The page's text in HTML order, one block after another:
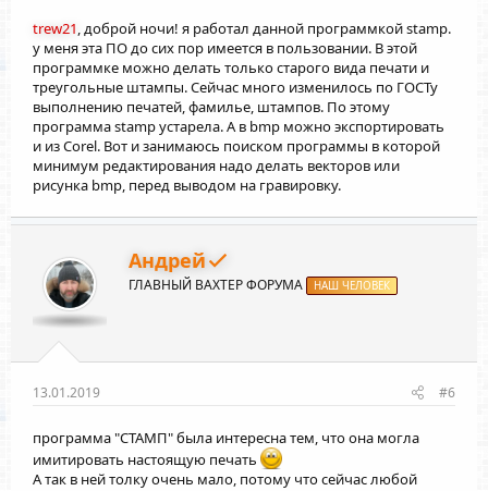
trew21, доброй ночи! я работал данной программкой stamp.
у меня эта ПО до сих пор имеется в пользовании. В этой
программке можно делать только старого вида печати и
треугольные штампы. Сейчас много изменилось по ГОСТу
выполнению печатей, фамилье, штампов. По этому
программа stamp устарела. А в bmp можно экспортировать
и из Corel. Вот и занимаюсь поиском программы в которой
минимум редактирования надо делать векторов или
рисунка bmp, перед выводом на гравировку.
Андрей
ГЛАВНЫЙ ВАХТЕР ФОРУМА НАШ ЧЕЛОВЕК
13.01.2019 #6
программа "СТАМП" была интересна тем, что она могла
имитировать настоящую печать
А так в ней толку очень мало, потому что сейчас любой